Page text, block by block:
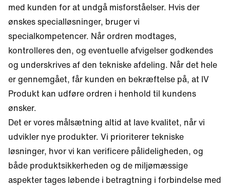
med kunden for at undgå misforståelser. Hvis der
ønskes specialløsninger, bruger vi
specialkompetencer. Når ordren modtages,
kontrolleres den, og eventuelle afvigelser godkendes
og underskrives af den tekniske afdeling. Når det hele
er gennemgået, får kunden en bekræftelse på, at IV
Produkt kan udføre ordren i henhold til kundens
ønsker.
Det er vores målsætning altid at lave kvalitet, når vi
udvikler nye produkter. Vi prioriterer tekniske
løsninger, hvor vi kan verificere pålideligheden, og
både produktsikkerheden og de miljømæssige
aspekter tages løbende i betragtning i forbindelse med